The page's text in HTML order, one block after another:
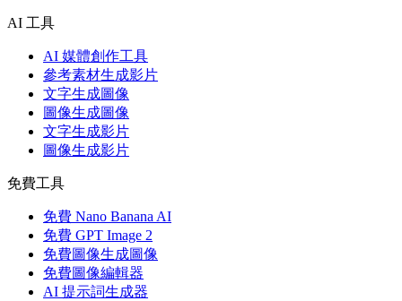
AI 工具
AI 媒體創作工具
參考素材生成影片
文字生成圖像
圖像生成圖像
文字生成影片
圖像生成影片
免費工具
免費 Nano Banana AI
免費 GPT Image 2
免費圖像生成圖像
免費圖像編輯器
AI 提示詞生成器